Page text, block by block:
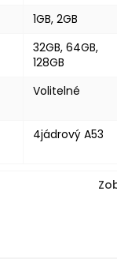
1GB, 2GB
32GB, 64GB,
128GB
Volitelné
4jádrový A53